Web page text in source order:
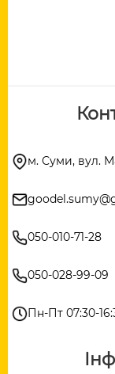
м. Суми, вул.
050-010-71-28
050-028-99-09
Пн-Пт 07:30-